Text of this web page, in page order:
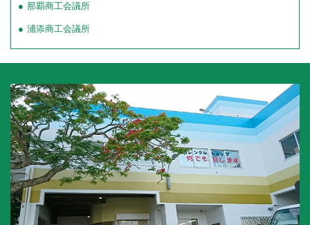
那覇商工会議所
浦添商工会議所